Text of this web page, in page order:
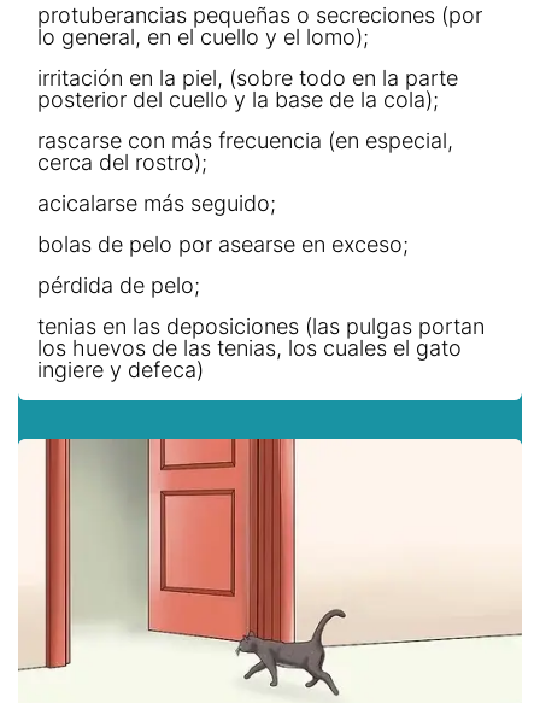
protuberancias pequeñas o secreciones (por
lo general, en el cuello y el lomo);
irritación en la piel, (sobre todo en la parte
posterior del cuello y la base de la cola);
rascarse con más frecuencia (en especial,
cerca del rostro);
acicalarse más seguido;
bolas de pelo por asearse en exceso;
pérdida de pelo;
tenias en las deposiciones (las pulgas portan
los huevos de las tenias, los cuales el gato
ingiere y defeca)